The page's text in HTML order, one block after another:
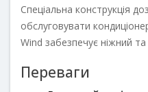
Спеціальна конструкція
обслуговувати
Wind забезпечує ніжний та
Переваги